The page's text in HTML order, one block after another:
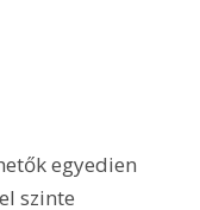
egyedien
szinte